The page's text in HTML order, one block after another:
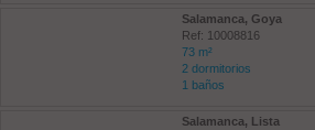
Salamanca, Goya
Ref: 10008816
73 m²
2 dormitorios
1 baños
Salamanca, Lista